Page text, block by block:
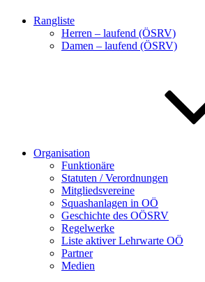
Rangliste
Herren – laufend (ÖSRV)
Damen – laufend (ÖSRV)
Organisation
Funktionäre
Statuten / Verordnungen
Mitgliedsvereine
Squashanlagen in OÖ
Geschichte des OÖSRV
Regelwerke
Liste aktiver Lehrwarte OÖ
Partner
Medien